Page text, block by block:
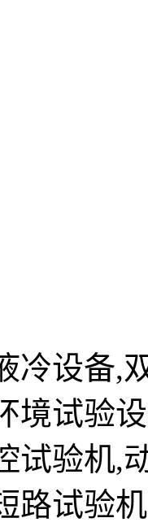
冷设备,
境试验
试验机,
路试验